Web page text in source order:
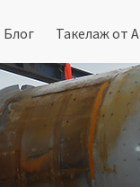
Блог Такелаж от